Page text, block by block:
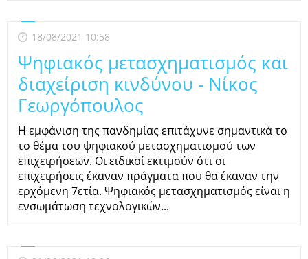
18/08/2021 10:58
Ψηφιακός μετασχηματισμός και
διαχείριση κινδύνου - Νίκος
Γεωργόπουλος
Η εμφάνιση της πανδημίας επιτάχυνε σημαντικά το
το θέμα του ψηφιακού μετασχηματισμού των
επιχειρήσεων. Οι ειδικοί εκτιμούν ότι οι
επιχειρήσεις έκαναν πράγματα που θα έκαναν την
ερχόμενη 7ετία. Ψηφιακός μετασχηματισμός είναι η
ενσωμάτωση τεχνολογικών...